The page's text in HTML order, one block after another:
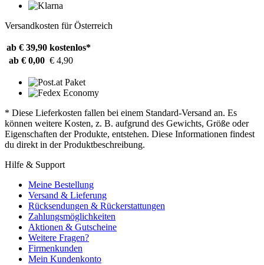
Versandkosten für Österreich
ab € 39,90 kostenlos*
ab € 0,00 € 4,90
* Diese Lieferkosten fallen bei einem Standard-Versand an. Es
können weitere Kosten, z. B. aufgrund des Gewichts, Größe oder
Eigenschaften der Produkte, entstehen. Diese Informationen findest
du direkt in der Produktbeschreibung.
Hilfe & Support
Meine Bestellung
Versand & Lieferung
Rücksendungen & Rückerstattungen
Zahlungsmöglichkeiten
Aktionen & Gutscheine
Weitere Fragen?
Firmenkunden
Mein Kundenkonto